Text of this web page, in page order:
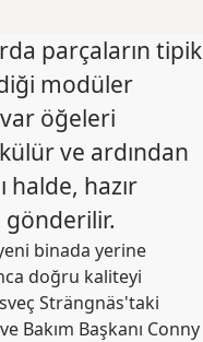
parçaların tipik
modüler
öğeleri
ve ardından
halde, hazır
gönderilir.
binada yerine
doğru kaliteyi
Strängnäs'taki
Bakım Başkanı Conny